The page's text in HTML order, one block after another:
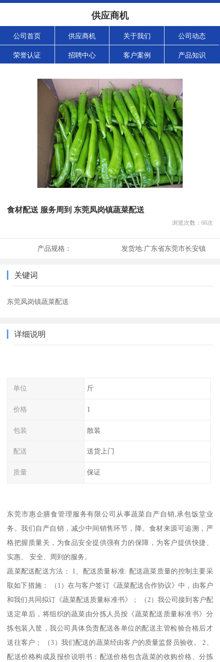
供应商机
公司首页 供应商机 关于我们 公司动态
荣誉认证 招聘中心 客户案例 产品知识
食材配送 服务周到 东莞凤岗镇蔬菜配送
浏览次数： 66次
产品规格： 发货地:广东省东莞市长安镇
关键词
东莞凤岗镇蔬菜配送
详细说明
单位 斤
价格 1
包装 散装
配送 送货上门
质量 保证
东莞市惠企膳食管理服务有限公司从事蔬菜自产自销,承包饭堂业
务。我们自产自销，减少中间销售环节，降。食材来源可追溯，严
格把握质量关，为食品安全提供强有力的保障，为客户提供快捷、
实惠、 安全、周到的服务。
蔬菜配送配送方法： 1、配送质量标准: 配送蔬菜质量的控制主要采
取如下措施： （1）在与客户签订《蔬菜配送合作协议》中，由客户
和我们共同拟订《蔬菜配送质量标准书》； （2）我公司接到客户配
送定单后，将组织的蔬菜由分拣人员按《蔬菜配送质量标准书》分
拣包装入筐，我公司具体负责配送各单位的配送主管检验合格后才
送往客户； （3）我们配送的蔬菜经由客户的质量监督员验收。 2、
配送价格构成及报价说明书：配送价格包含蔬菜的收购价格、分拣